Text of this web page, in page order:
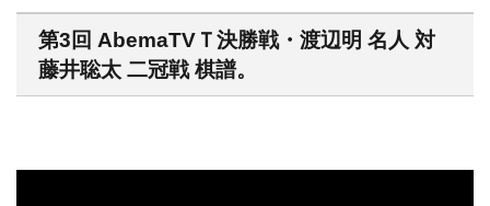
第3回 AbemaTVＴ決勝戦・渡辺明 名人 対
藤井聡太 二冠戦 棋譜。